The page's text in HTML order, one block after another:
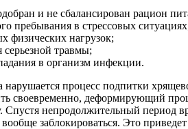
и не сбалансирован рацион
пребывания в стрессовых
физических нагрузок;
серьезной травмы;
в организм инфекции.
нарушается процесс подпитки
своевременно, деформирующий
Спустя непродолжительный период
заблокироваться. Это